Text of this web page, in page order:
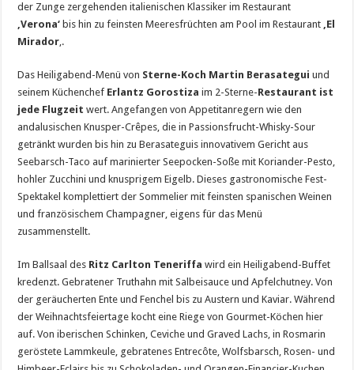
der Zunge zergehenden italienischen Klassiker im Restaurant
‚Verona‘ bis hin zu feinsten Meeresfrüchten am Pool im Restaurant ‚El
Mirador‚.
Das Heiligabend-Menü von Sterne-Koch Martin Berasategui und
seinem Küchenchef Erlantz Gorostiza im 2-Sterne-Restaurant ist
jede Flugzeitwert. Angefangen von Appetitanregern wie den
andalusischen Knusper-Crêpes, die in Passionsfrucht-Whisky-Sour
getränkt wurden bis hin zu Berasateguis innovativem Gericht aus
Seebarsch-Taco auf marinierter Seepocken-Soße mit Koriander-Pesto,
hohler Zucchini und knusprigem Eigelb. Dieses gastronomische Fest-
Spektakel komplettiert der Sommelier mit feinsten spanischen Weinen
und französischem Champagner, eigens für das Menü
zusammenstellt.
Im Ballsaal des Ritz Carlton Teneriffa wird ein Heiligabend-Buffet
kredenzt. Gebratener Truthahn mit Salbeisauce und Apfelchutney. Von
der geräucherten Ente und Fenchel bis zu Austern und Kaviar.Während
der Weihnachtsfeiertage kocht eine Riege von Gourmet-Köchen hier
auf. Von iberischen Schinken, Ceviche und Graved Lachs, in Rosmarin
geröstete Lammkeule, gebratenes Entrecôte, Wolfsbarsch, Rosen- und